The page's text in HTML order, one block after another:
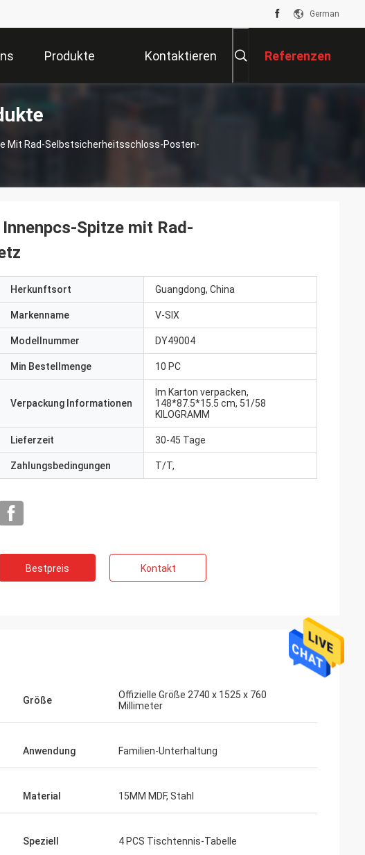
German
Produkte Kontaktieren Referenzen
Mit Rad-Selbstsicherheitsschloss-Posten-
Qualität und Versand
Spitze mit Rad-
Herkunftsort Guangdong, China
Markenname V-SIX
Modellnummer DY49004
Min Bestellmenge 10 PC
Verpackung Informationen
Im Karton verpacken,
148*87.5*15.5 cm, 51/58
KILOGRAMM
Lieferzeit 30-45 Tage
Zahlungsbedingungen T/T,
Bestpreis Kontakt
Größe
Offizielle Größe 2740 x 1525 x 760
Millimeter
Anwendung Familien-Unterhaltung
Material 15MM MDF, Stahl
Speziell 4 PCS Tischtennis-Tabelle